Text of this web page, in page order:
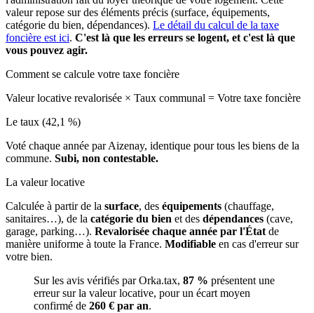
valeur repose sur des éléments précis (surface, équipements,
catégorie du bien, dépendances). Le détail du calcul de la taxe
foncière est ici. C'est là que les erreurs se logent, et c'est là que
vous pouvez agir.
Comment se calcule votre taxe foncière
Valeur locative revalorisée × Taux communal = Votre taxe foncière
Le taux (42,1 %)
Voté chaque année par Aizenay, identique pour tous les biens de la
commune. Subi, non contestable.
La valeur locative
Calculée à partir de la surface, des équipements (chauffage,
sanitaires…), de la catégorie du bien et des dépendances (cave,
garage, parking…). Revalorisée chaque année par l'Étatde
manière uniforme à toute la France. Modifiable en cas d'erreur sur
votre bien.
Sur les avis vérifiés par Orka.tax, 87 % présentent une
erreur sur la valeur locative, pour un écart moyen
confirmé de 260 € par an.